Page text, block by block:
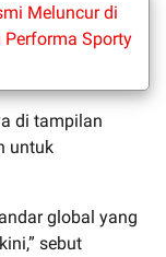
Meluncur di
Performa Sporty
di tampilan
untuk
global yang
sebut